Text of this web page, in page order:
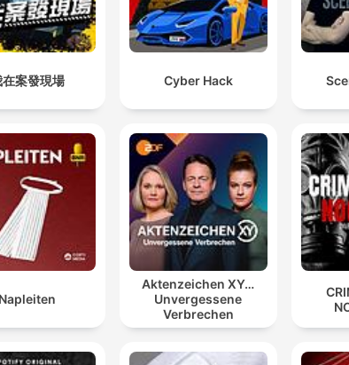
案發現場 Cyber Hack
Aktenzeichen XY…
Unvergessene
Verbrechen